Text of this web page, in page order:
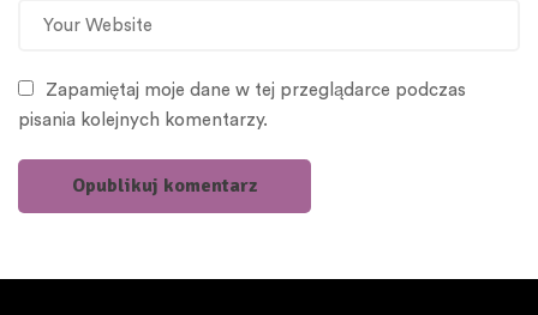
Zapamiętaj moje dane w tej przeglądarce podczas
pisania kolejnych komentarzy.